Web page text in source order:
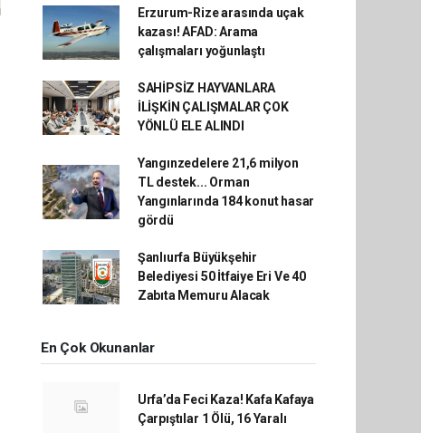
Erzurum-Rize arasında uçak
kazası! AFAD: Arama
çalışmaları yoğunlaştı
SAHİPSİZ HAYVANLARA
İLİŞKİN ÇALIŞMALAR ÇOK
YÖNLÜ ELE ALINDI
Yangınzedelere 21,6 milyon
TL destek... Orman
Yangınlarında 184 konut hasar
gördü
Şanlıurfa Büyükşehir
Belediyesi 50 İtfaiye Eri Ve 40
Zabıta Memuru Alacak
En Çok Okunanlar
Urfa’da Feci Kaza! Kafa Kafaya
Çarpıştılar 1 Ölü, 16 Yaralı